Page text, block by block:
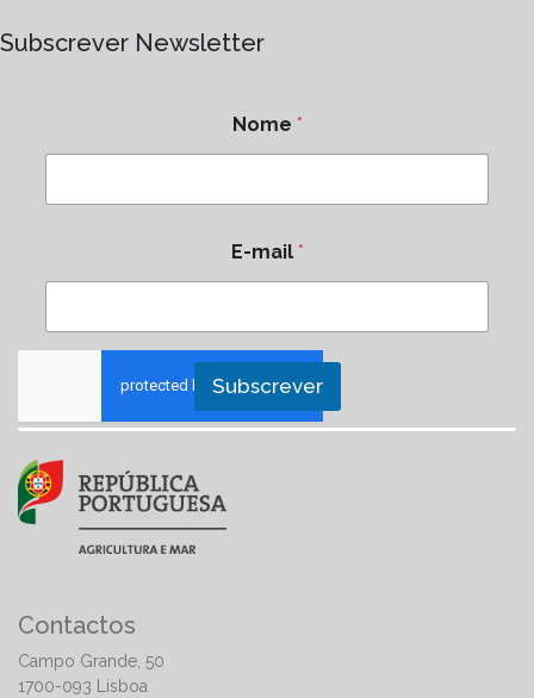
Subscrever Newsletter
Nome *
E-mail *
Subscrever
Contactos
Campo Grande, 50
1700-093 Lisboa